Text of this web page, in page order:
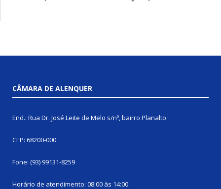
CÂMARA DE ALENQUER
End.: Rua Dr. José Leite de Melo s/nº, bairro Planalto
CEP: 68200-000
Fone: (93) 99131-8259
Horário de atendimento: 08:00 às 14:00